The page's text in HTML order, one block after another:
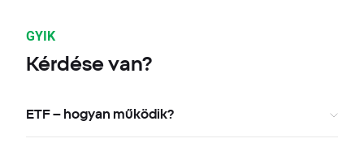
GYIK
Kérdése van?
ETF – hogyan működik?